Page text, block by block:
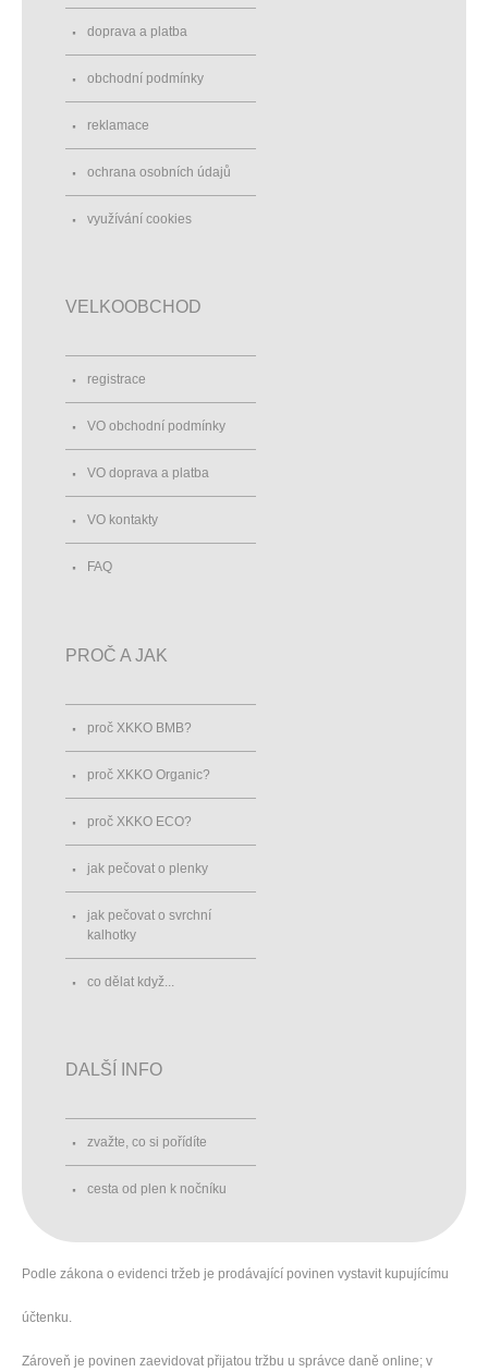
doprava a platba
obchodní podmínky
reklamace
ochrana osobních údajů
využívání cookies
VELKOOBCHOD
registrace
VO obchodní podmínky
VO doprava a platba
VO kontakty
FAQ
PROČ A JAK
proč XKKO BMB?
proč XKKO Organic?
proč XKKO ECO?
jak pečovat o plenky
jak pečovat o svrchní
kalhotky
co dělat když...
DALŠÍ INFO
zvažte, co si pořídíte
cesta od plen k nočníku
Podle zákona o evidenci tržeb je prodávající povinen vystavit kupujícímu
účtenku.
Zároveň je povinen zaevidovat přijatou tržbu u správce daně online; v